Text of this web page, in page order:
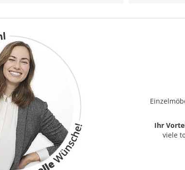
Ihr
viele